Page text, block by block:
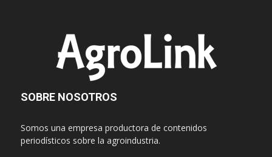
SOBRE NOSOTROS
Somos una empresa productora de contenidos
periodísticos sobre la agroindustria.